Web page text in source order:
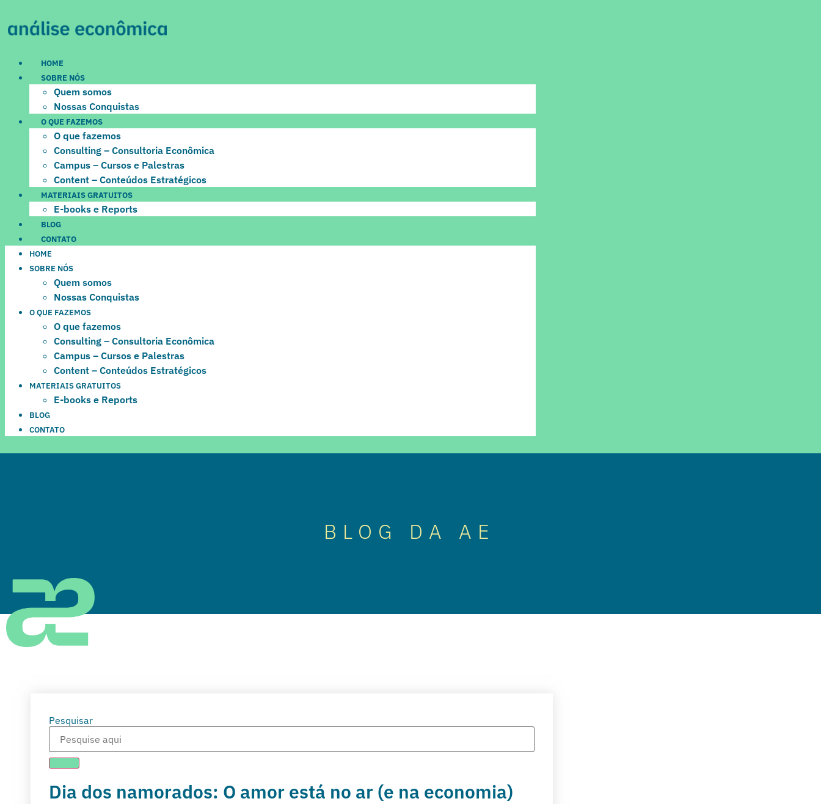
HOME
SOBRE NÓS
Quem somos
Nossas Conquistas
O QUE FAZEMOS
O que fazemos
Consulting – Consultoria Econômica
Campus – Cursos e Palestras
Content – Conteúdos Estratégicos
MATERIAIS GRATUITOS
E-books e Reports
BLOG
CONTATO
HOME
SOBRE NÓS
Quem somos
Nossas Conquistas
O QUE FAZEMOS
O que fazemos
Consulting – Consultoria Econômica
Campus – Cursos e Palestras
Content – Conteúdos Estratégicos
MATERIAIS GRATUITOS
E-books e Reports
BLOG
CONTATO
BLOG DA AE
Pesquisar
Dia dos namorados: O amor está no ar (e na economia)